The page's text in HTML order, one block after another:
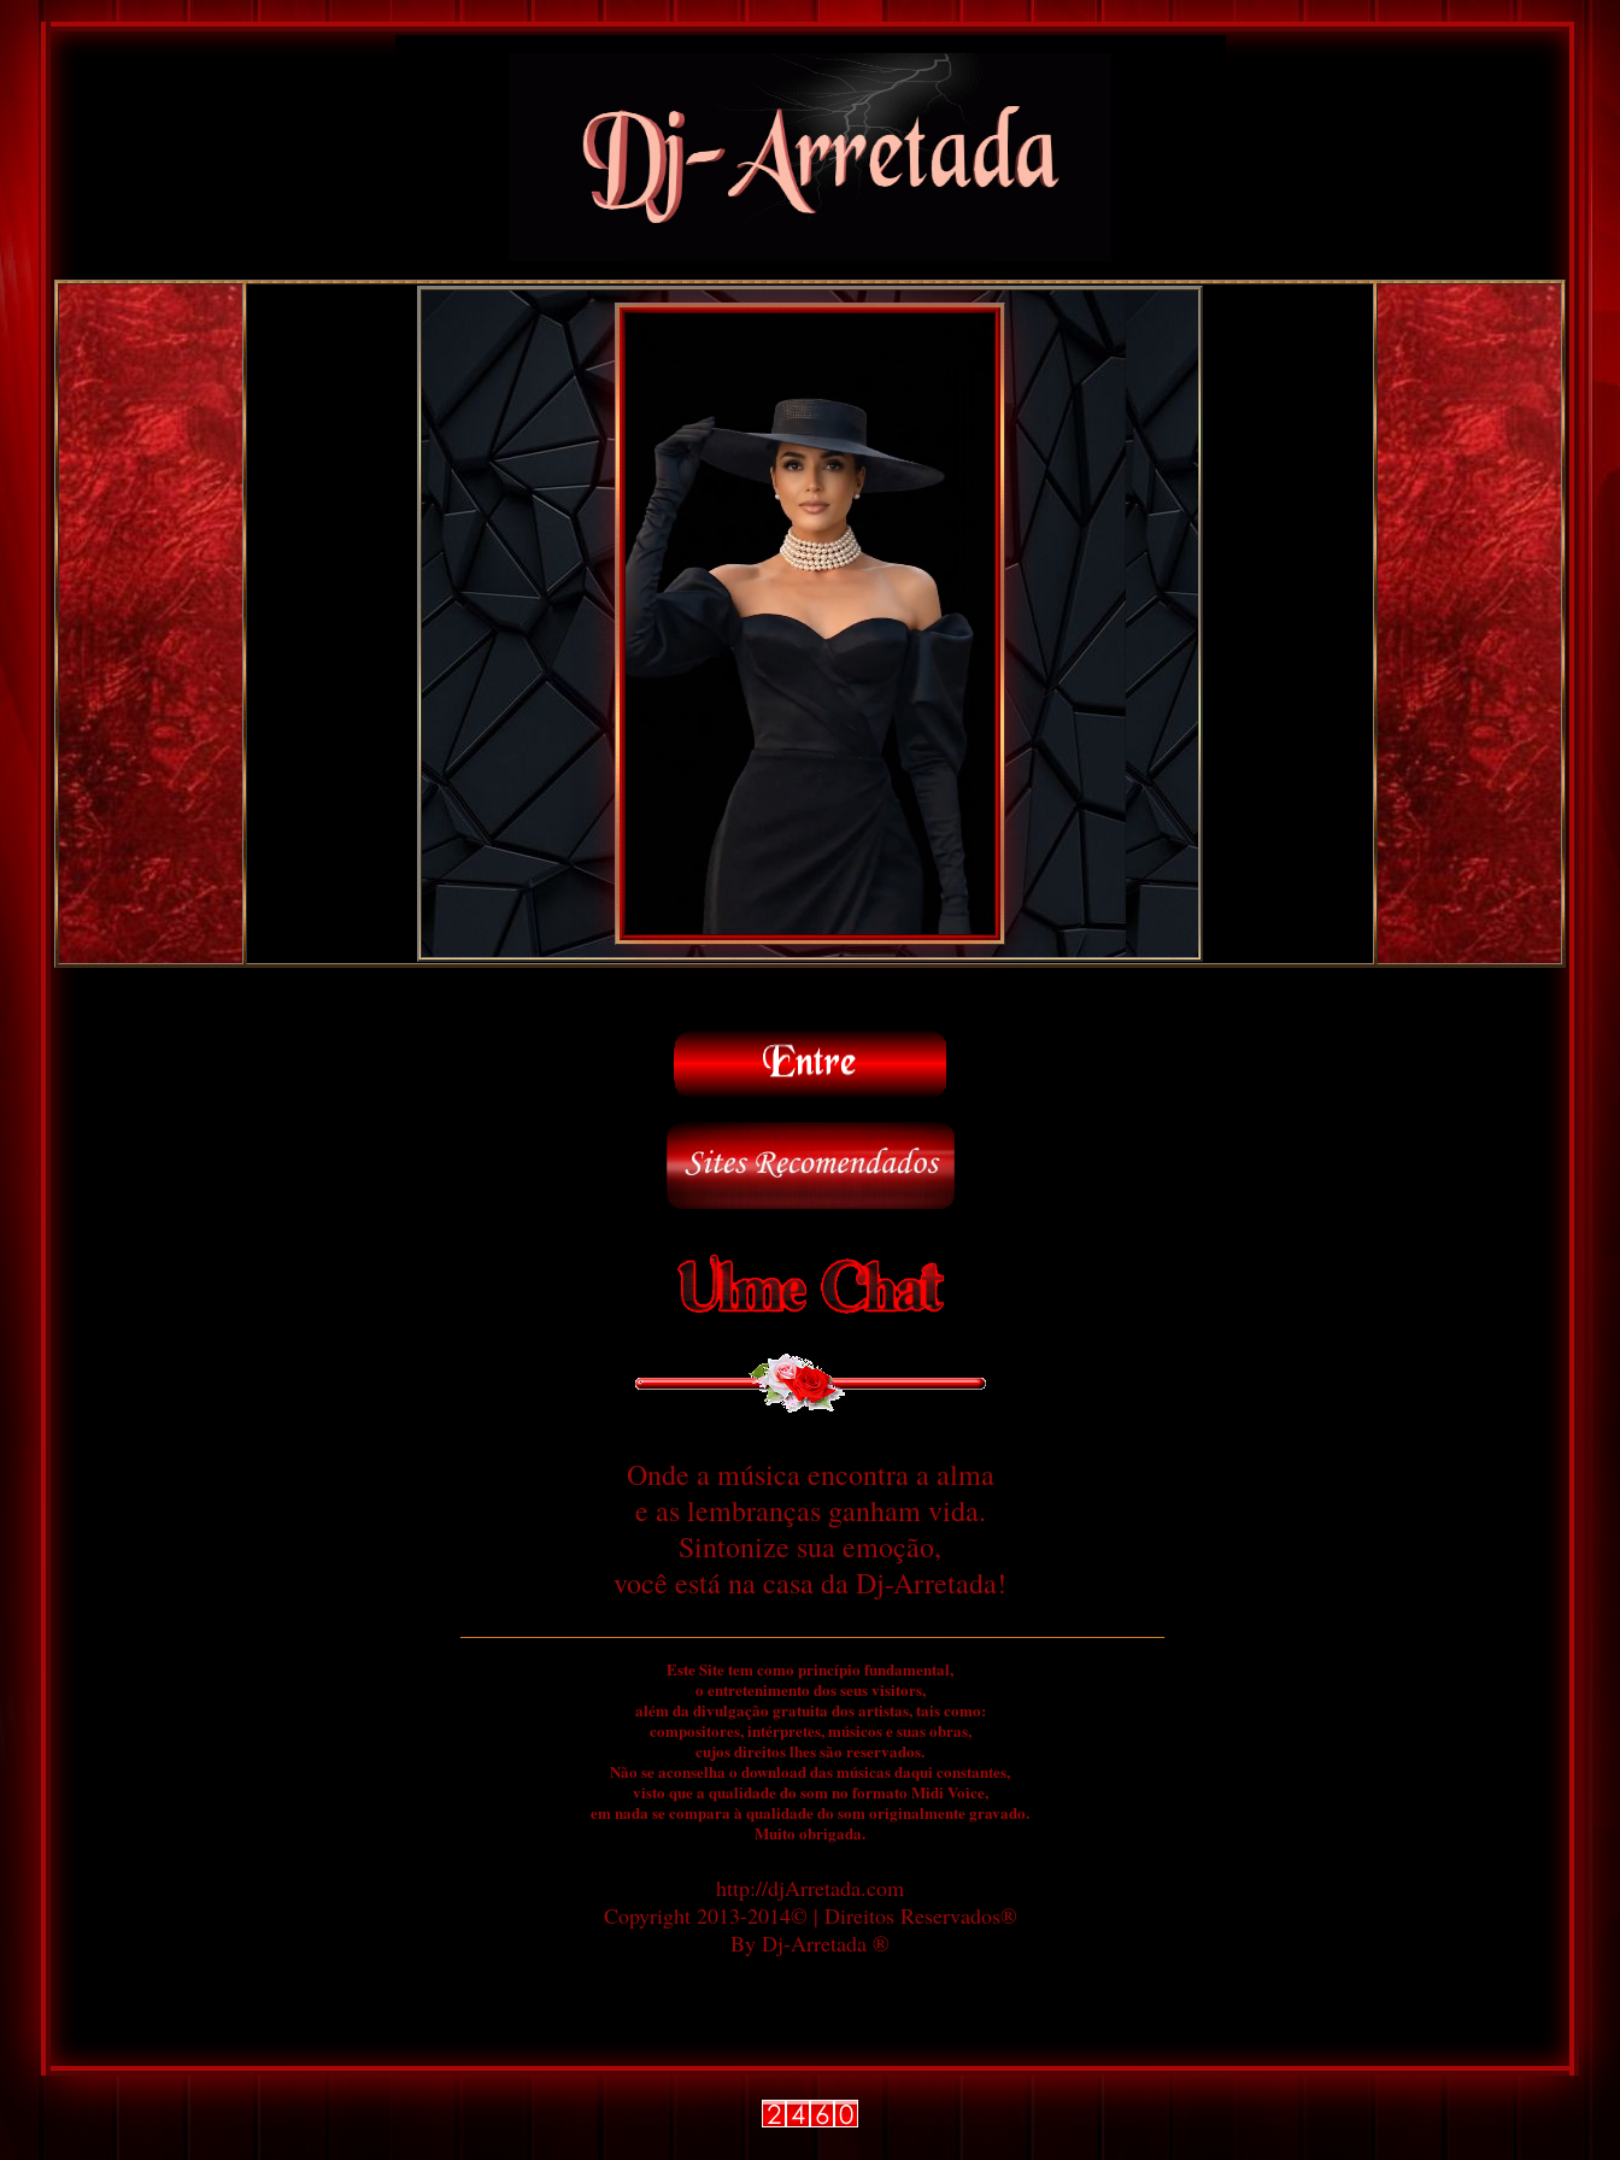
Onde a música encontra a alma
e as lembranças ganham vida.
Sintonize sua emoção,
você está na casa da Dj-Arretada!
Este Site tem como princípio fundamental,
o entretenimento dos seus visitors,
além da divulgação gratuita dos artistas, tais como:
compositores, intérpretes, músicos e suas obras,
cujos direitos lhes são reservados.
Não se aconselha o download das músicas daqui constantes,
visto que a qualidade do som no formato Midi Voice,
em nada se compara à qualidade do som originalmente gravado.
Muito obrigada.
http://djArretada.com
Copyright 2013-2014© | Direitos Reservados®
By Dj-Arretada ®